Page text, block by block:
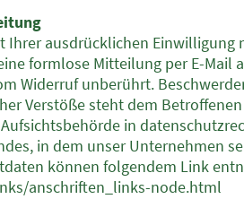
Ihrer ausdrücklichen
formlose Mitteilung per E-Mail
Widerruf unberührt.
Verstöße steht dem
in
in dem unser Unternehmen
können folgendem Link
anschriften_links-node.html